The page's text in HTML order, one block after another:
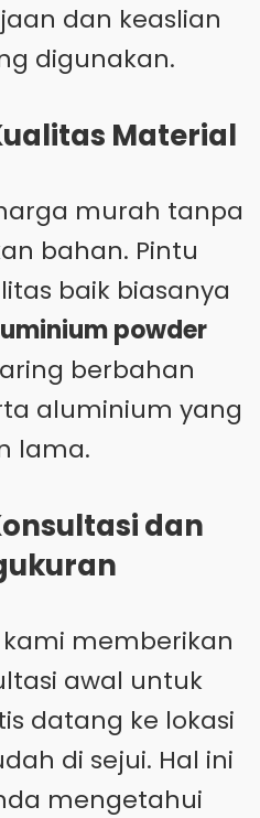
dan keaslian
digunakan.
Material
murah tanpa
bahan. Pintu
baik biasanya
powder
berbahan
aluminium yang
lama.
dan
memberikan
awal untuk
datang ke lokasi
di sejui. Hal ini
mengetahui